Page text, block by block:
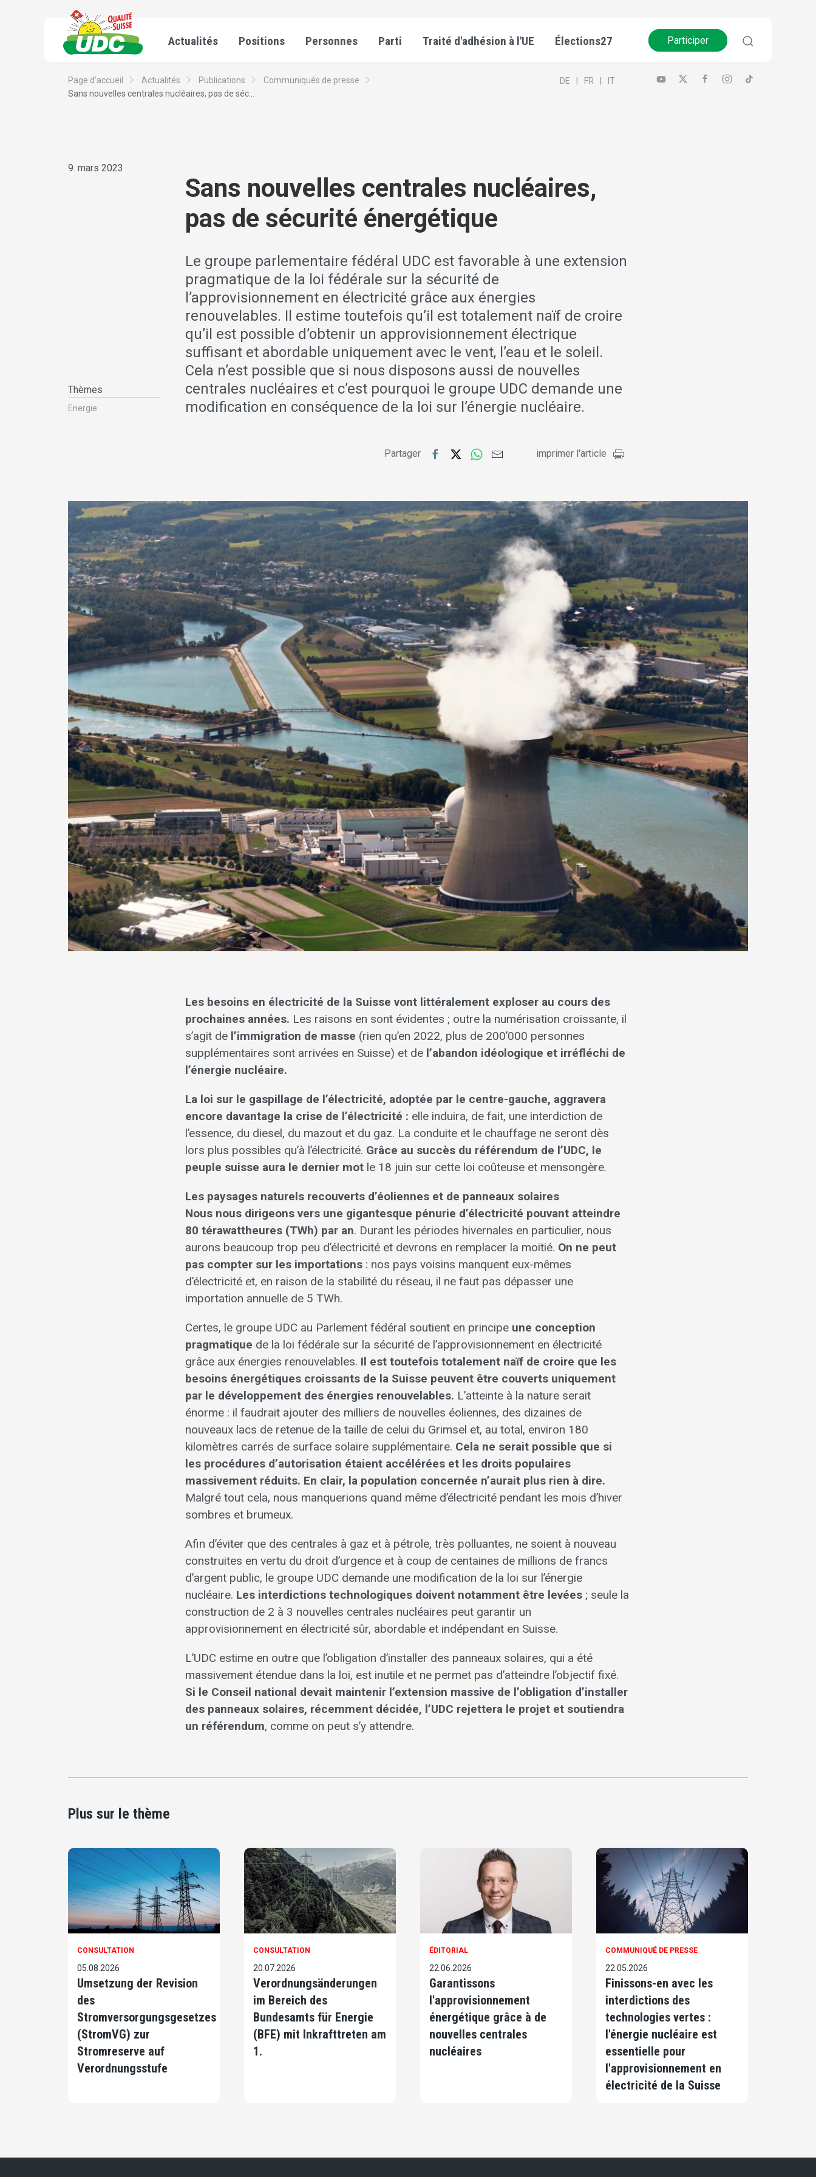
Actualités Positions Personnes Parti Traité d'adhésion à l'UE Élections27 Participer
Page d’accueil Actualités Publications
Communiqués de presse
Sans nouvelles centrales nucléaires, pas de séc...
DE FR IT
9. mars 2023
Thèmes
Energie
Sans nouvelles centrales nucléaires,
pas de sécurité énergétique
Le groupe parlementaire fédéral UDC est favorable à une extension
pragmatique de la loi fédérale sur la sécurité de
l’approvisionnement en électricité grâce aux énergies
renouvelables. Il estime toutefois qu’il est totalement naïf de croire
qu’il est possible d’obtenir un approvisionnement électrique
suffisant et abordable uniquement avec le vent, l’eau et le soleil.
Cela n’est possible que si nous disposons aussi de nouvelles
centrales nucléaires et c’est pourquoi le groupe UDC demande une
modification en conséquence de la loi sur l’énergie nucléaire.
Partager imprimer l'article
Les besoins en électricité de la Suisse vont littéralement exploser au cours des
prochaines années. Les raisons en sont évidentes ; outre la numérisation croissante, il
s’agit de l’immigration de masse (rien qu’en 2022, plus de 200’000 personnes
supplémentaires sont arrivées en Suisse) et de l’abandon idéologique et irréfléchi de
l’énergie nucléaire.
La loi sur le gaspillage de l’électricité, adoptée par le centre-gauche, aggravera
encore davantage la crise de l’électricité : elle induira, de fait, une interdiction de
l’essence, du diesel, du mazout et du gaz. La conduite et le chauffage ne seront dès
lors plus possibles qu’à l’électricité. Grâce au succès du référendum de l’UDC, le
peuple suisse aura le dernier mot le 18 juin sur cette loi coûteuse et mensongère.
Les paysages naturels recouverts d’éoliennes et de panneaux solaires
Nous nous dirigeons vers une gigantesque pénurie d’électricité pouvant atteindre
80 térawattheures (TWh) par an. Durant les périodes hivernales en particulier, nous
aurons beaucoup trop peu d’électricité et devrons en remplacer la moitié. On ne peut
pas compter sur les importations : nos pays voisins manquent eux-mêmes
d’électricité et, en raison de la stabilité du réseau, il ne faut pas dépasser une
importation annuelle de 5 TWh.
Certes, le groupe UDC au Parlement fédéral soutient en principe une conception
pragmatique de la loi fédérale sur la sécurité de l’approvisionnement en électricité
grâce aux énergies renouvelables. Il est toutefois totalement naïf de croire que les
besoins énergétiques croissants de la Suisse peuvent être couverts uniquement
par le développement des énergies renouvelables. L’atteinte à la nature serait
énorme : il faudrait ajouter des milliers de nouvelles éoliennes, des dizaines de
nouveaux lacs de retenue de la taille de celui du Grimsel et, au total, environ 180
kilomètres carrés de surface solaire supplémentaire. Cela ne serait possible que si
les procédures d’autorisation étaient accélérées et les droits populaires
massivement réduits. En clair, la population concernée n’aurait plus rien à dire.
Malgré tout cela, nous manquerions quand même d’électricité pendant les mois d’hiver
sombres et brumeux.
Afin d’éviter que des centrales à gaz et à pétrole, très polluantes, ne soient à nouveau
construites en vertu du droit d’urgence et à coup de centaines de millions de francs
d’argent public, le groupe UDC demande une modification de la loi sur l’énergie
nucléaire. Les interdictions technologiques doivent notamment être levées ; seule la
construction de 2 à 3 nouvelles centrales nucléaires peut garantir un
approvisionnement en électricité sûr, abordable et indépendant en Suisse.
L’UDC estime en outre que l’obligation d’installer des panneaux solaires, qui a été
massivement étendue dans la loi, est inutile et ne permet pas d’atteindre l’objectif fixé.
Si le Conseil national devait maintenir l’extension massive de l’obligation d’installer
des panneaux solaires, récemment décidée, l’UDC rejettera le projet et soutiendra
un référendum, comme on peut s’y attendre.
Plus sur le thème
CONSULTATION
05.08.2026
Umsetzung der Revision
des
Stromversorgungsgesetzes
(StromVG) zur
Stromreserve auf
Verordnungsstufe
CONSULTATION
20.07.2026
Verordnungsänderungen
im Bereich des
Bundesamts für Energie
(BFE) mit Inkrafttreten am
1.
ÉDITORIAL
22.06.2026
Garantissons
l'approvisionnement
énergétique grâce à de
nouvelles centrales
nucléaires
COMMUNIQUÉ DE PRESSE
22.05.2026
Finissons-en avec les
interdictions des
technologies vertes :
l'énergie nucléaire est
essentielle pour
l'approvisionnement en
électricité de la Suisse